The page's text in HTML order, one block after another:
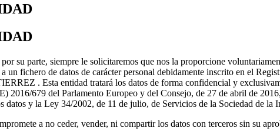
su parte, siempre le solicitaremos que nos la proporcione
un fichero de datos de carácter personal debidamente inscrito en el
. Esta entidad tratará los datos de forma confidencial y
2016/679 del Parlamento Europeo y del Consejo, de 27 de abril de
datos y la Ley 34/2002, de 11 de julio, de Servicios de la Sociedad de
a no ceder, vender, ni compartir los datos con terceros sin su